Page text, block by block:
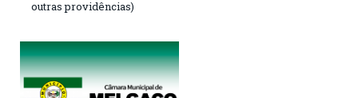
outras providências)